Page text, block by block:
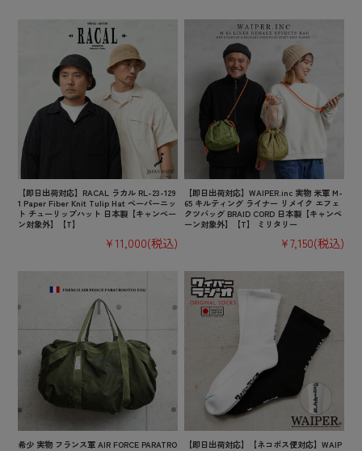
【即日出荷対応】RACAL ラカル RL-23-129
1 Paper Fiber Knit Tulip Hat ペーパーニッ
ト チューリップハット 日本製【キャンペー
ン対象外】【T】
¥11,000(税込)
【即日出荷対応】WAIPER.inc 実物 米軍 M-
65 キルティング ライナー リメイク エフェ
クツバッグ BRAID CORD 日本製【キャンペ
ーン対象外】【T】 ミリタリー
¥7,150(税込)
希少 実物 フランス軍 AIR FORCE PARATRO
【即日出荷対応】【ネコポス便対応】WAIP